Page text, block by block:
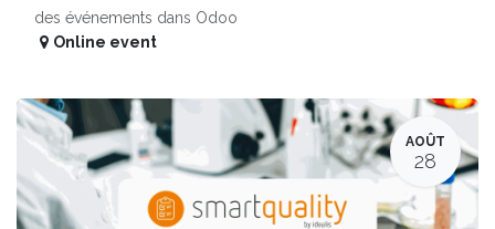
des événements dans Odoo
Online event
AOÛT
28